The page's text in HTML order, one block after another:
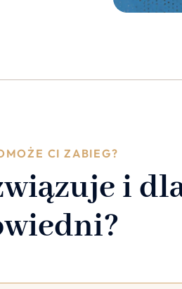
CI ZABIEG?
i